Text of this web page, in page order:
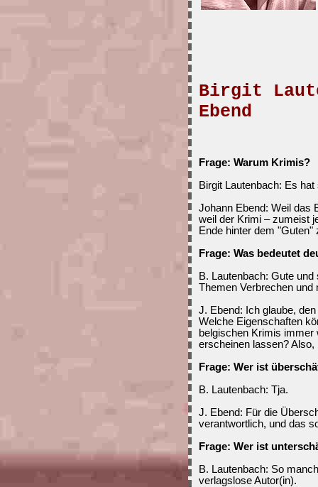
Birgit
Ebend
Frage: Warum Krimis?
Birgit Lautenbach: Es
Johann Ebend: Weil das
weil der Krimi – zumeist
Ende hinter dem "Guten"
Frage: Was bedeutet
B. Lautenbach: Gute
Themen Verbrechen und
J. Ebend: Ich glaube,
Welche Eigenschaften
belgischen Krimis immer
erscheinen lassen?
Frage: Wer ist
B. Lautenbach: Tja.
J. Ebend: Für die
verantwortlich, und das
Frage: Wer ist
B. Lautenbach: So
verlagslose Autor(in).